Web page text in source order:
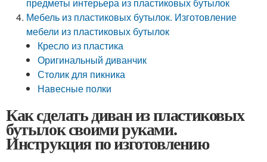
Мебель из пластиковых бутылок. Изготовление
мебели из пластиковых бутылок
Кресло из пластика
Оригинальный диванчик
Столик для пикника
Навесные полки
Как сделать диван из пластиковых
бутылок своими руками.
Инструкция по изготовлению